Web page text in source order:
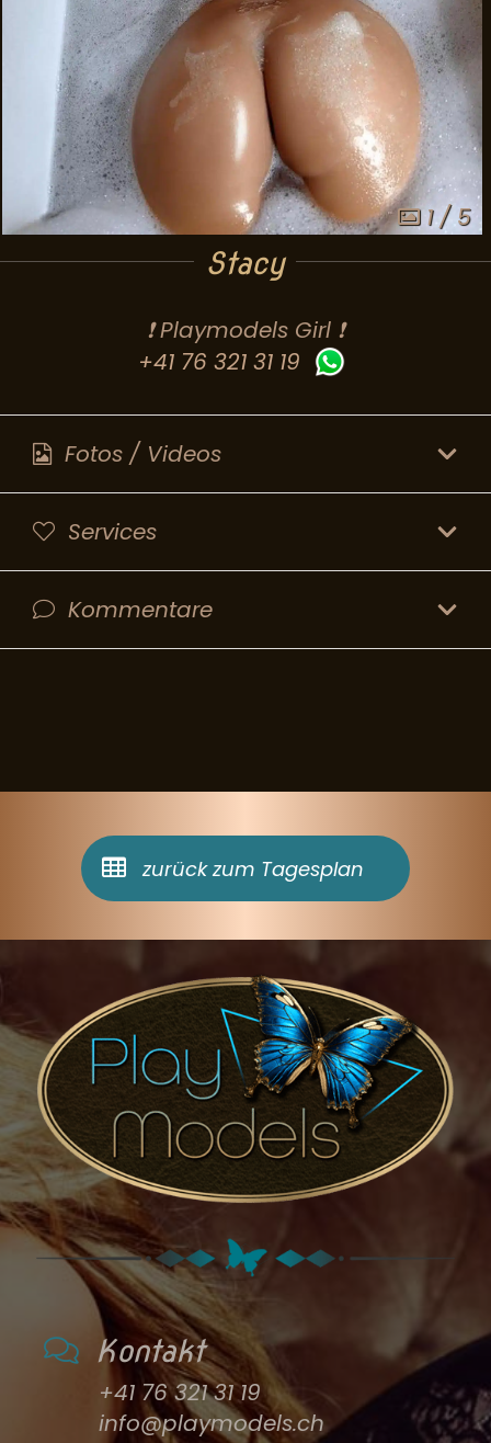
1 / 5
Stacy
❗ Playmodels Girl ❗
+41 76 321 31 19
Fotos / Videos
Services
Kommentare
zurück zum Tagesplan
Kontakt
+41 76 321 31 19
info@playmodels.ch